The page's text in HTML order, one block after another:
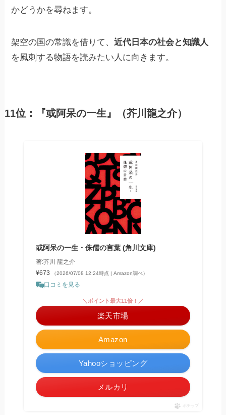
かどうかを尋ねます。
架空の国の常識を借りて、近代日本の社会と知識人
を風刺する物語を読みたい人に向きます。
11位：『或阿呆の一生』（芥川龍之介）
或阿呆の一生・侏儒の言葉 (角川文庫)
著:芥川 龍之介
¥673
（2026/07/08 12:24時点 | Amazon調べ）
口コミを見る
Amazon
＼ポイント最大11倍！／
楽天市場
Yahooショッピング
メルカリ
ポチップ